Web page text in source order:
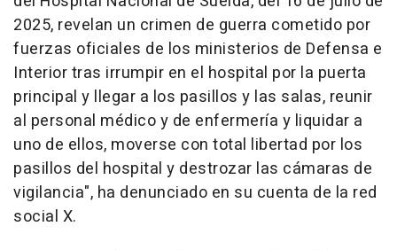
2025, revelan un crimen de guerra cometido por
fuerzas oficiales de los ministerios de Defensa e
Interior tras irrumpir en el hospital por la puerta
principal y llegar a los pasillos y las salas, reunir
al personal médico y de enfermería y liquidar a
uno de ellos, moverse con total libertad por los
pasillos del hospital y destrozar las cámaras de
vigilancia", ha denunciado en su cuenta de la red
social X.